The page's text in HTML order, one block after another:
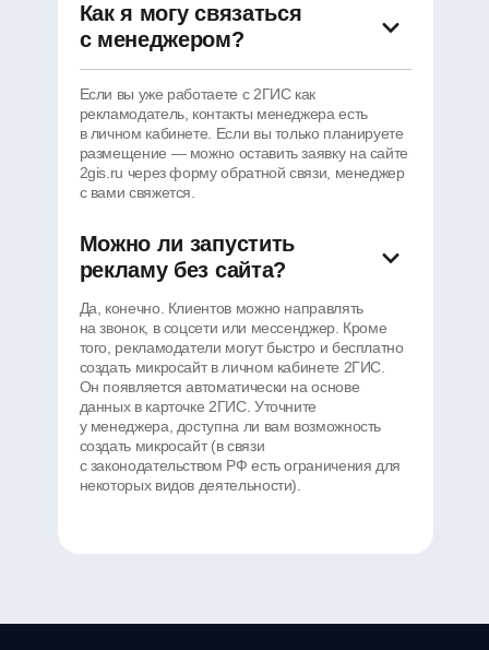
Как я могу связаться
с менеджером?
Если вы уже работаете с 2ГИС как
рекламодатель, контакты менеджера есть
в личном кабинете. Если вы только планируете
размещение — можно оставить заявку на сайте
2gis.ru через форму обратной связи, менеджер
с вами свяжется.
Можно ли запустить
рекламу без сайта?
Да, конечно. Клиентов можно направлять
на звонок, в соцсети или мессенджер. Кроме
того, рекламодатели могут быстро и бесплатно
создать микросайт в личном кабинете 2ГИС.
Он появляется автоматически на основе
данных в карточке 2ГИС. Уточните
у менеджера, доступна ли вам возможность
создать микросайт (в связи
с законодательством РФ есть ограничения для
некоторых видов деятельности).
Добавить фирму в 2ГИС
Войти в личный кабинет
Узнать больше о рекламе
Премия 2ГИС
Истории успеха
Цены
Глоссарий